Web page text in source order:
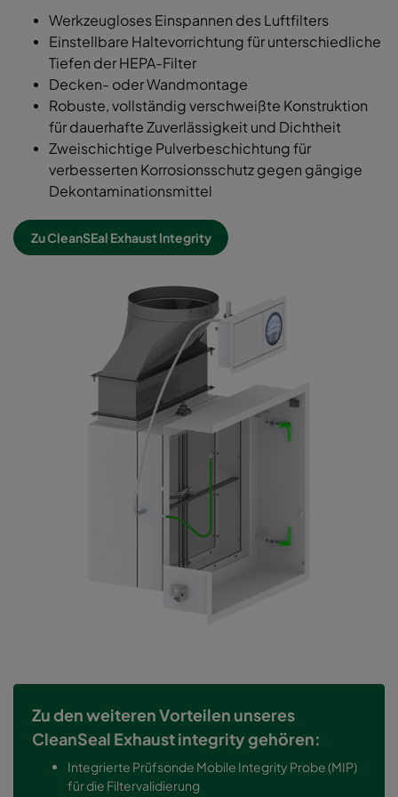
Werkzeugloses Einspannen des Luftfilters
Einstellbare Haltevorrichtung für unterschiedliche
Tiefen der HEPA-Filter
Decken- oder Wandmontage
Robuste, vollständig verschweißte Konstruktion
für dauerhafte Zuverlässigkeit und Dichtheit
Zweischichtige Pulverbeschichtung für
verbesserten Korrosionsschutz gegen gängige
Dekontaminationsmittel
Zu CleanSEal Exhaust Integrity
Zu den weiteren Vorteilen unseres
CleanSeal Exhaust integrity gehören:
Integrierte Prüfsonde Mobile Integrity Probe (MIP)
für die Filtervalidierung